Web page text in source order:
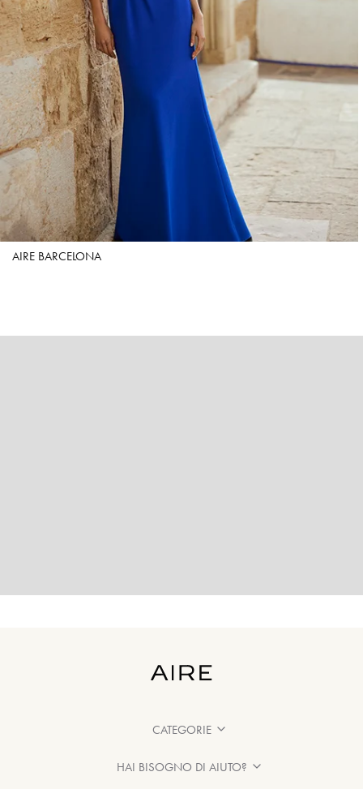
AIRE BARCELONA
CATEGORIE
HAI BISOGNO DI AIUTO?